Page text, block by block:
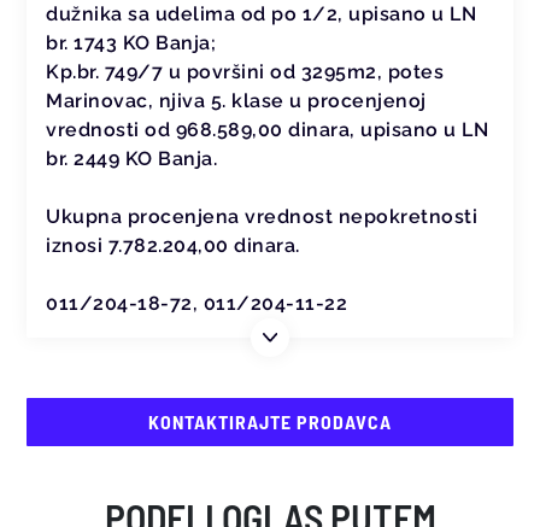
dužnika sa udelima od po 1/2, upisano u LN
br. 1743 KO Banja;
Kp.br. 749/7 u površini od 3295m2, potes
Marinovac, njiva 5. klase u procenjenoj
vrednosti od 968.589,00 dinara, upisano u LN
br. 2449 KO Banja.
Ukupna procenjena vrednost nepokretnosti
iznosi 7.782.204,00 dinara.
011/204-18-72, 011/204-11-22
KONTAKTIRAJTE PRODAVCA
PODELI OGLAS PUTEM